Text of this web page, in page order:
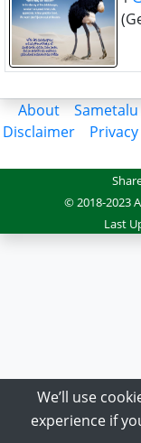
About Sametalu
Disclaimer
Privacy
© 2018-2023
Last
We’ll use
experience if